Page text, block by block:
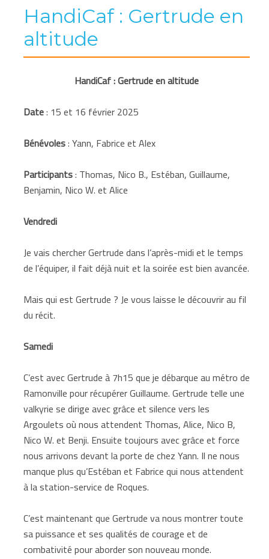
HandiCaf : Gertrude en
altitude
HandiCaf : Gertrude en altitude
Date: 15 et 16 février 2025
Bénévoles: Yann, Fabrice et Alex
Participants: Thomas, Nico B., Estéban, Guillaume,
Benjamin, Nico W. et Alice
Vendredi
Je vais chercher Gertrude dans l’après-midi et le temps
de l’équiper, il fait déjà nuit et la soirée est bien avancée.
Mais qui est Gertrude ? Je vous laisse le découvrir au fil
du récit.
Samedi
C’est avec Gertrude à 7h15 que je débarque au métro de
Ramonville pour récupérer Guillaume. Gertrude telle une
valkyrie se dirige avec grâce et silence vers les
Argoulets où nous attendent Thomas, Alice, Nico B,
Nico W. et Benji. Ensuite toujours avec grâce et force
nous arrivons devant la porte de chez Yann. Il ne nous
manque plus qu’Estéban et Fabrice qui nous attendent
à la station-service de Roques.
C’est maintenant que Gertrude va nous montrer toute
sa puissance et ses qualités de courage et de
combativité pour aborder son nouveau monde.